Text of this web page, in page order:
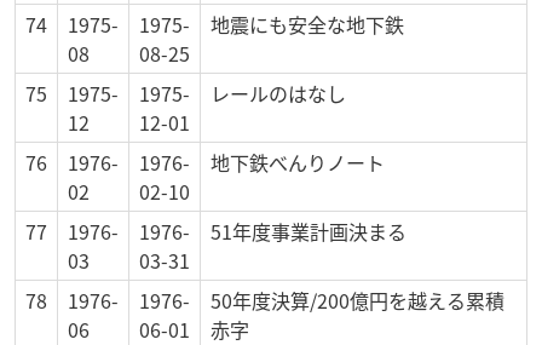
74
1975-
08
1975-
08-25
地震にも安全な地下鉄
75
1975-
12
1975-
12-01
レールのはなし
76
1976-
02
1976-
02-10
地下鉄べんりノート
77
1976-
03
1976-
03-31
51年度事業計画決まる
78
1976-
06
1976-
06-01
50年度決算/200億円を越える累積
赤字